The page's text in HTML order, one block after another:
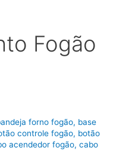
Fogão
forno fogão, base
controle fogão, botão
acendedor fogão,cabo